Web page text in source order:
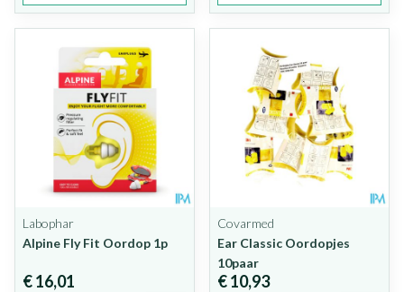
Labophar
Alpine Fly Fit Oordop 1p
€ 16,01
Covarmed
Ear Classic Oordopjes
10paar
€ 10,93